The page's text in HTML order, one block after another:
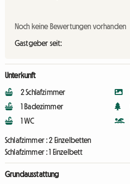
Noch keine Bewertungen vorhanden
Gastgeber seit:
Unterkunft
2 Schlafzimmer
1 Badezimmer
1 WC
Schlafzimmer :2 Einzelbetten
Schlafzimmer :1 Einzelbett
Grundausstattung